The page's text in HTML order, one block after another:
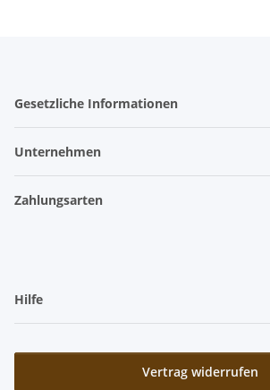
Gesetzliche Informationen
Unternehmen
Zahlungsarten
Hilfe
Vertrag widerrufen